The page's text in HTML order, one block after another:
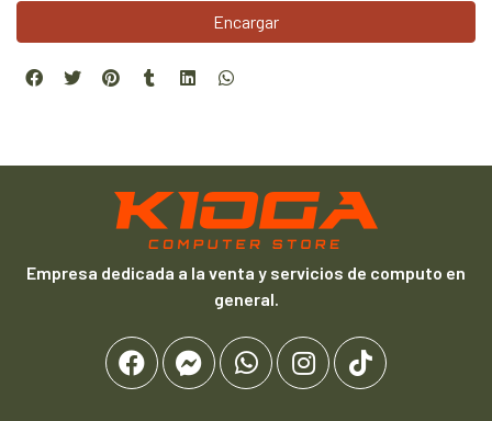
Encargar
Empresa dedicada a la venta y servicios de computo en
general.